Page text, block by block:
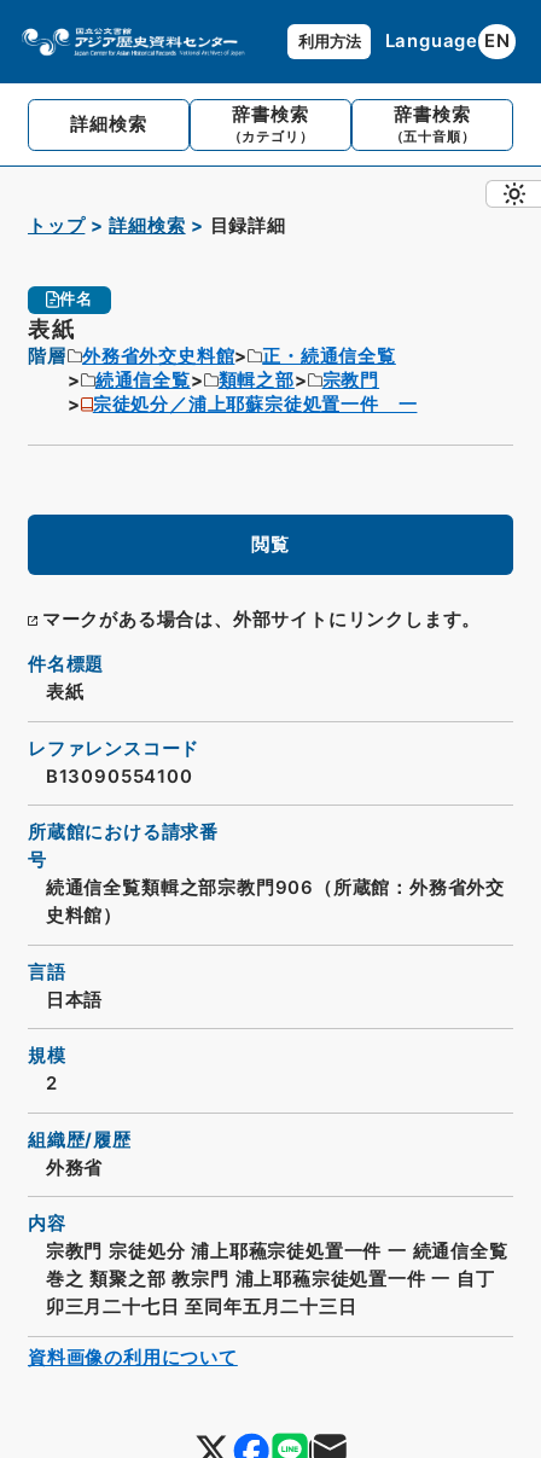
利用方法 Language EN
詳細検索 辞書検索
（カテゴリ）
辞書検索
（五十音順）
トップ 詳細検索 目録詳細
件名
表紙
階層 外務省外交史料館
正・続通信全覧
続通信全覧
類輯之部
宗教門
宗徒処分／浦上耶蘇宗徒処置一件 一
閲覧
マークがある場合は、外部サイトにリンクします。
件名標題
表紙
レファレンスコード
B13090554100
所蔵館における請求番
号
続通信全覧類輯之部宗教門906（所蔵館：外務省外交
史料館）
言語
日本語
規模
2
組織歴/履歴
外務省
内容
宗教門 宗徒処分 浦上耶蘓宗徒処置一件 一 続通信全覧
巻之 類聚之部 教宗門 浦上耶蘓宗徒処置一件 一 自丁
卯三月二十七日 至同年五月二十三日
資料画像の利用について